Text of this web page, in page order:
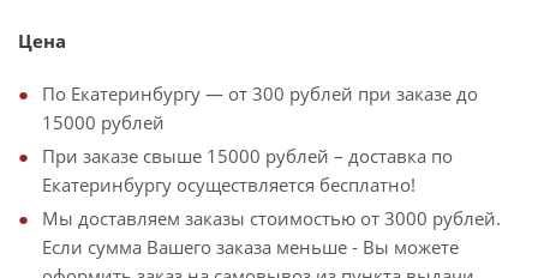
Цена
По Екатеринбургу — от 300 рублей при заказе до
15000 рублей
При заказе свыше 15000 рублей – доставка по
Екатеринбургу осуществляется бесплатно!
Мы доставляем заказы стоимостью от 3000 рублей.
Если сумма Вашего заказа меньше - Вы можете